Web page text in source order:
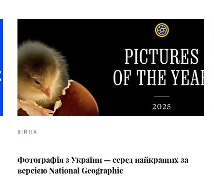
ВІЙНА
Фотографія з України — серед найкращих за
версією National Geographic